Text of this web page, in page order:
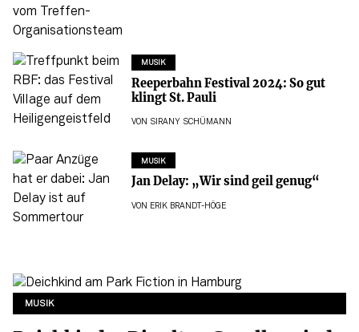
MUSIK
Reeperbahn Festival 2024: So gut
klingt St. Pauli
VON SIRANY SCHÜMANN
MUSIK
Jan Delay: „Wir sind geil genug“
VON ERIK BRANDT-HÖGE
MUSIK